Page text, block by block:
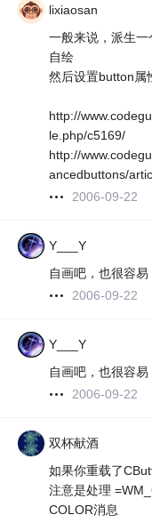
lixiaosan
一般来说，派生
自绘
然后设置button属
http://
le.php/c5169/
http://
ancedbuttons/
2006-09-22
Y___Y
自画吧，也很容易
2006-09-22
Y___Y
自画吧，也很容易
2006-09-22
双杯献酒
如果你重载了
注意是处理
COLOR消息